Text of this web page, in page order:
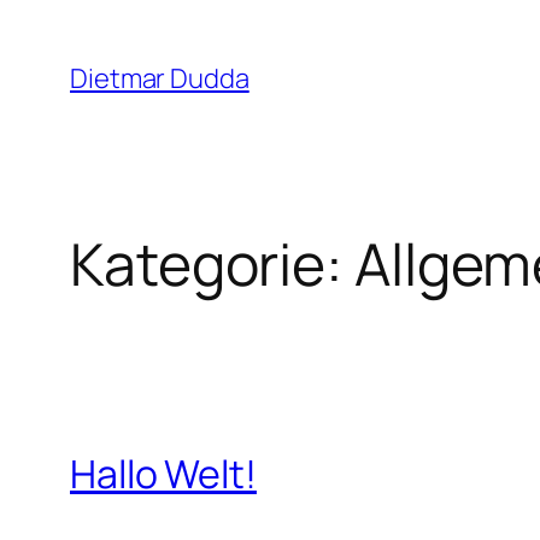
Inhalt
springen
Dietmar Dudda
Kategorie:
Hallo Welt!